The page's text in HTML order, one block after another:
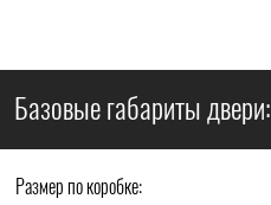
Базовые габариты двери:
Размер по коробке: